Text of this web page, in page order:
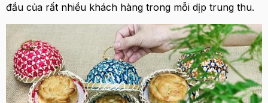
đầu của rất nhiều khách hàng trong mỗi dịp trung thu.